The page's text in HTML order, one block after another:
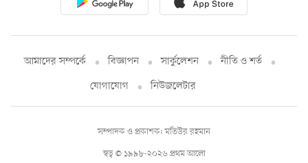
আমাদের সম্পর্কে বিজ্ঞাপন সার্কুলেশন
নীতি ও শর্ত
যোগাযোগ
নিউজলেটার
স্বত্ব © ১৯৯৮-২০২৬ প্রথম আলো
সম্পাদক ও প্রকাশক: মতিউর রহমান